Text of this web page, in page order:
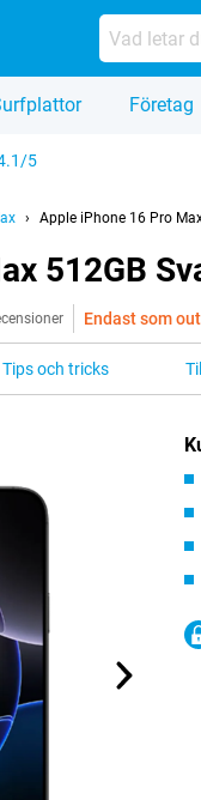
Företag
5
Apple iPhone 16 Pro
512GB
Endast som
Tips och tricks